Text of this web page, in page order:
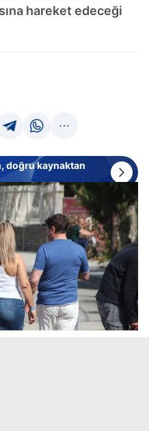
hareket edeceği
doğru kaynaktan